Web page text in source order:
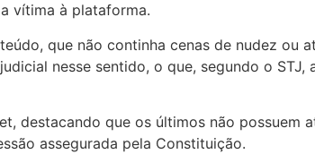
vítima à plataforma.
que não continha cenas de nudez ou
nesse sentido, o que, segundo o STJ,
destacando que os últimos não possuem
assegurada pela Constituição.